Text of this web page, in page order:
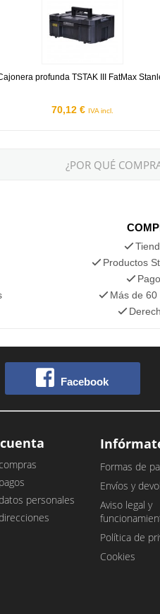
profunda TSTAK III FatMax
70,12 € IVA incl.
¿POR QUÉ
Productos
Más de
Facebook
personales
Formas de
Envíos y
Aviso legal y
Política de
Cookies